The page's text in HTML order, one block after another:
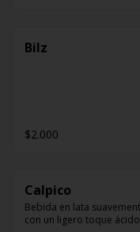
Bilz
$2.000
Calpico
Bebida en lata
con un ligero toque